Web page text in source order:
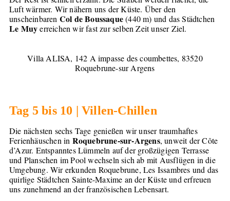
Luft wärmer. Wir nähern uns der Küste. Über den
unscheinbaren Col de Boussaque(440 m) und das Städtchen
Le Muyerreichen wir fast zur selben Zeit unser Ziel.
Villa ALISA, 142 A impasse des coumbettes, 83520
Roquebrune-sur Argens
Tag 5 bis 10 | Villen-Chillen
Die nächsten sechs Tage genießen wir unser traumhaftes
Ferienhäuschen in Roquebrune-sur-Argens, unweit der Côte
d’Azur. Entspanntes Lümmeln auf der großzügigen Terrasse
und Planschen im Pool wechseln sich ab mit Ausflügen in die
Umgebung. Wir erkunden Roquebrune, Les Issambres und das
quirlige Städtchen Sainte-Maxime an der Küste und erfreuen
uns zunehmend an der französischen Lebensart.